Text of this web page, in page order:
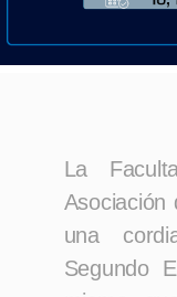
La
Asociación
una
Segundo